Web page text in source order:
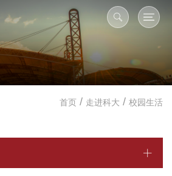
首页 / 走进科大 / 校园生活